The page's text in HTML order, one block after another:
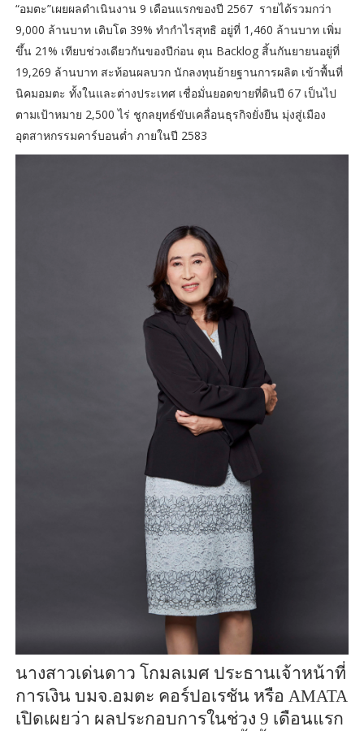
“อมตะ”เผยผลดำเนินงาน 9 เดือนแรกของปี 2567 รายได้รวมกว่า
9,000 ล้านบาท เติบโต 39% ทำกำไรสุทธิ อยู่ที่ 1,460 ล้านบาท เพิ่ม
ขึ้น 21% เทียบช่วงเดียวกันของปีก่อน ตุน Backlog สิ้นกันยายนอยู่ที่
19,269 ล้านบาท สะท้อนผลบวก นักลงทุนย้ายฐานการผลิต เข้าพื้นที่
นิคมอมตะ ทั้งในและต่างประเทศ เชื่อมั่นยอดขายที่ดินปี 67 เป็นไป
ตามเป้าหมาย 2,500 ไร่ ชูกลยุทธ์ขับเคลื่อนธุรกิจยั่งยืน มุ่งสู่เมือง
อุตสาหกรรมคาร์บอนต่ำ ภายในปี 2583
นางสาวเด่นดาว โกมลเมศ ประธานเจ้าหน้าที่
การเงิน บมจ.อมตะ คอร์ปอเรชัน หรือ AMATA
เปิดเผยว่า ผลประกอบการในช่วง 9 เดือนแรก